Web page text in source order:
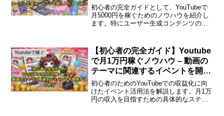
の紹介
初心者の完全ガイドとして、YouTubeで
月5000円を稼ぐためのノウハウを紹介し
ます。特にユーザー生成コンテンツの取
YouTubeは、多くの人々が自分の趣味や
知識...
Youtubeで稼ぐ
【初心者の完全ガイド】Youtube
で月1万円稼ぐノウハウ – 動画の
テーマに関連するイベントを開催
する の紹介
初心者のためのYouTubeでの収益化に向
けたイベント活用法を解説します。月1万
円の収入を目指すための具体的なステッ